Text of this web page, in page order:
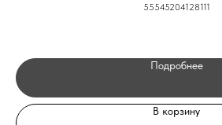
55545204128111
Подробнее
В корзину